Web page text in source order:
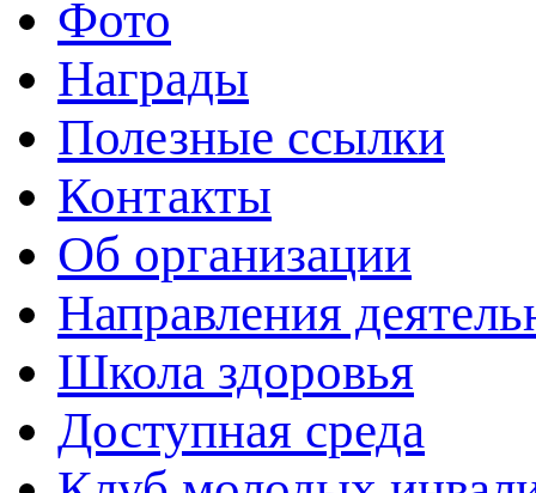
Фото
Награды
Полезные ссылки
Контакты
Об организации
Направления
Школа здоровья
Доступная среда